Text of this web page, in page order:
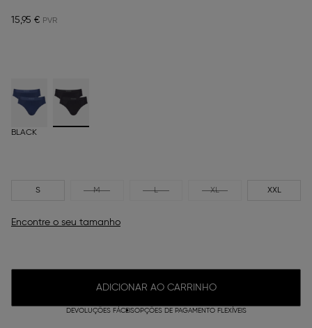
15,95 €
BLACK
S M L XL XXL
Encontre o seu tamanho
ADICIONAR AO CARRINHO
DEVOLUÇÕES FÁCEISOPÇÕES DE PAGAMENTO FLEXÍVEIS